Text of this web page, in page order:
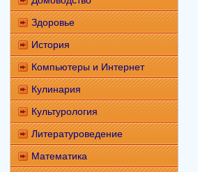
Здоровье
История
Компьютеры и Интернет
Кулинария
Культурология
Литературоведение
Математика